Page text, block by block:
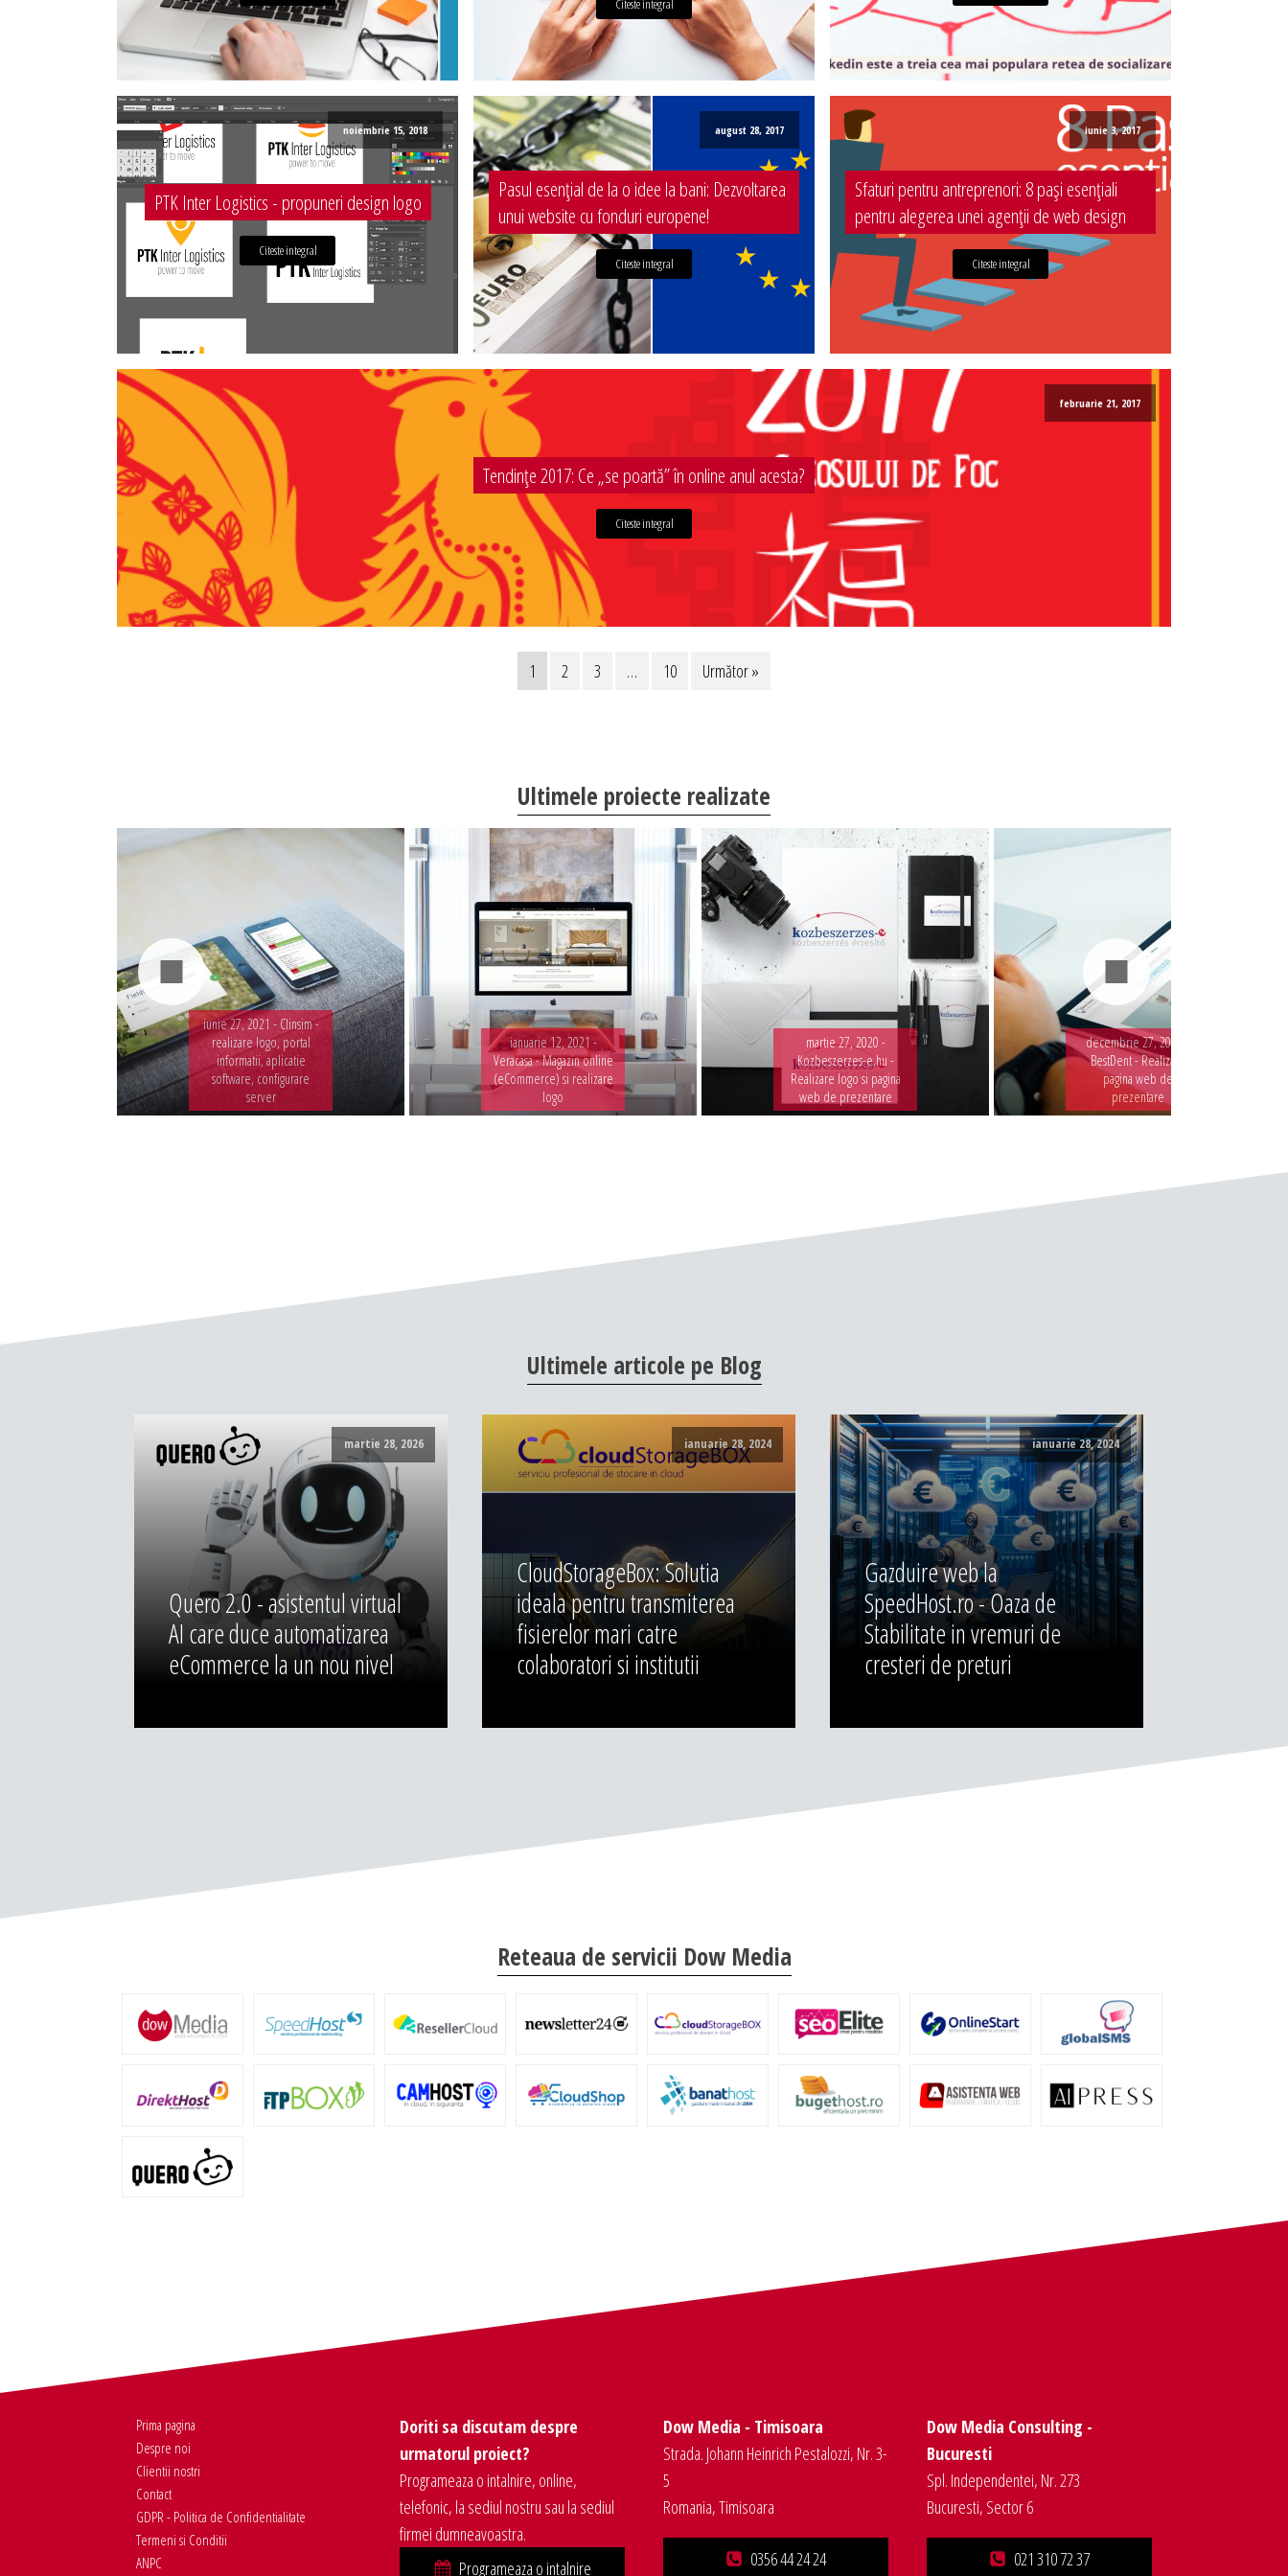
Citeste integral
noiembrie 15, 2018
PTK Inter Logistics - propuneri design logo
Citeste integral
august 28, 2017
Pasul esențial de la o idee la bani: Dezvoltarea
unui website cu fonduri europene!
Citeste integral
iunie 3, 2017
Sfaturi pentru antreprenori: 8 pași esențiali
pentru alegerea unei agenții de web design
Citeste integral
februarie 21, 2017
Tendințe 2017: Ce „se poartă” în online anul acesta?
Citeste integral
1 2 3 … 10 Următor »
Ultimele proiecte realizate
iunie 27, 2021 - Clinsim -
realizare logo, portal
informatii, aplicatie
software, configurare
server
ianuarie 12, 2021 -
Veracasa - Magazin online
(eCommerce) si realizare
logo
martie 27, 2020 -
Kozbeszerzes-e.hu -
Realizare logo si pagina
web de prezentare
decembrie 27, 2019 -
BestDent - Realizare
pagina web de
prezentare
Ultimele articole pe Blog
martie 28, 2026
Quero 2.0 - asistentul virtual
AI care duce automatizarea
eCommerce la un nou nivel
ianuarie 28, 2024
CloudStorageBox: Solutia
ideala pentru transmiterea
fisierelor mari catre
colaboratori si institutii
ianuarie 28, 2024
Gazduire web la
SpeedHost.ro - Oaza de
Stabilitate in vremuri de
cresteri de preturi
Reteaua de servicii Dow Media
Prima pagina
Despre noi
Clientii nostri
Contact
GDPR - Politica de Confidentialitate
Termeni si Conditii
ANPC
Doriti sa discutam despre
urmatorul proiect?
Programeaza o intalnire, online,
telefonic, la sediul nostru sau la sediul
firmei dumneavoastra.
Programeaza o intalnire
Dow Media - Timisoara
Strada. Johann Heinrich Pestalozzi, Nr. 3-
5
Romania, Timisoara
0356 44 24 24
Dow Media Consulting -
Bucuresti
Spl. Independentei, Nr. 273
Bucuresti, Sector 6
021 310 72 37